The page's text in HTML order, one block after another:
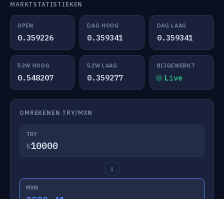
MARKTSTATISTIEKEN
OPEN
0.359226
DAG HOOG
0.359341
DAG LAAG
0.359341
52W HOOG
0.548207
52W LAAG
0.359277
BIJGEWERKT
Live
OMREKENEN TRY/MXN
TRY
₺
↕
MXN